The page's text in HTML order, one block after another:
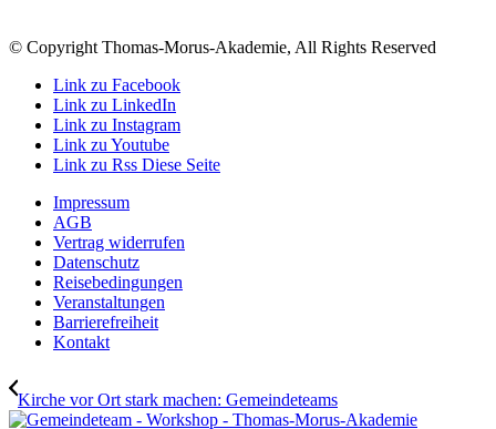
© Copyright Thomas-Morus-Akademie, All Rights Reserved
Link zu Facebook
Link zu LinkedIn
Link zu Instagram
Link zu Youtube
Link zu Rss Diese Seite
Impressum
AGB
Vertrag widerrufen
Datenschutz
Reisebedingungen
Veranstaltungen
Barrierefreiheit
Kontakt
Kirche vor Ort stark machen: Gemeindeteams